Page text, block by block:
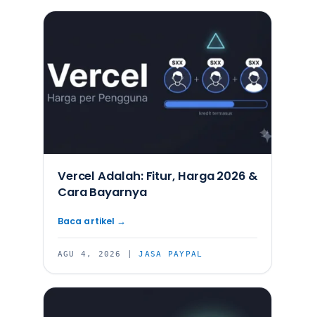
Vercel Adalah: Fitur, Harga 2026 &
Cara Bayarnya
AGU 4, 2026 |JASA PAYPAL